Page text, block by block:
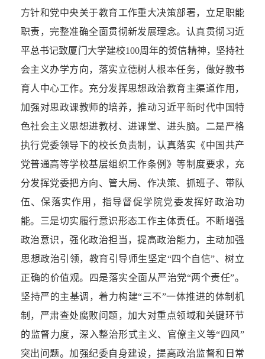
方针和党中央关于教育工作重大决策部署，立足职能
职责，完整准确全面贯彻新发展理念。认真贯彻习近
平总书记致厦门大学建校100周年的贺信精神，坚持社
会主义办学方向，落实立德树人根本任务，做好教书
育人中心工作。充分发挥思想政治教育主渠道作用，
加强对思政课教师的培养，推动习近平新时代中国特
色社会主义思想进教材、进课堂、进头脑。二是严格
执行党委领导下的校长负责制，认真落实《中国共产
党普通高等学校基层组织工作条例》等制度要求，充
分发挥党委把方向、管大局、作决策、抓班子、带队
伍、保落实作用，指导督促学院党委发挥好政治功
能。三是切实履行意识形态工作主体责任。不断增强
政治意识，强化政治担当，提高政治能力，主动加强
思想政治引领，教育引导师生坚定“四个自信”、树立
正确的价值观。四是落实全面从严治党“两个责任”。
坚持严的主基调，着力构建“三不”一体推进的体制机
制，严肃查处腐败问题，加大对重点领域和关键环节
的监督力度，深入整治形式主义、官僚主义等“四风”
突出问题。加强纪委自身建设，提高政治监督和日常